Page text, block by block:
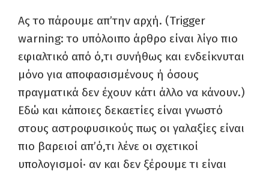
Ας το πάρουμε απ’την αρχή. (Trigger
warning: το υπόλοιπο άρθρο είναι λίγο πιο
εφιαλτικό από ό,τι συνήθως και ενδείκνυται
μόνο για αποφασισμένους ή όσους
πραγματικά δεν έχουν κάτι άλλο να κάνουν.)
Εδώ και κάποιες δεκαετίες είναι γνωστό
στους αστροφυσικούς πως οι γαλαξίες είναι
πιο βαρειοί απ’ό,τι λένε οι σχετικοί
υπολογισμοί· αν και δεν ξέρουμε τι είναι